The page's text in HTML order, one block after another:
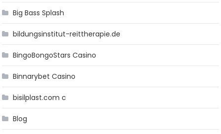
Big Bass Splash
bildungsinstitut-reittherapie.de
BingoBongoStars Casino
Binnarybet Casino
bisilplast.com c
Blog